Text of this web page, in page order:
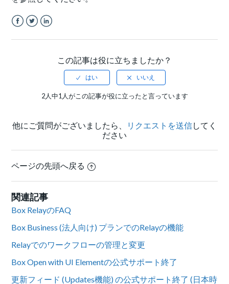
この記事は役に立ちましたか？
2人中1人がこの記事が役に立ったと言っています
他にご質問がございましたら、 リクエストを送信してく
ださい
ページの先頭へ戻る
関連記事
Box RelayのFAQ
Box Business (法人向け) プランでのRelayの機能
Relayでのワークフローの管理と変更
Box Open with UI Elementの公式サポート終了
更新フィード (Updates機能) の公式サポート終了 (日本時